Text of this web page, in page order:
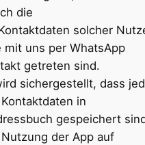
die
solcher
mit uns per WhatsApp
getreten sind.
sichergestellt, dass
in
gespeichert
der App auf